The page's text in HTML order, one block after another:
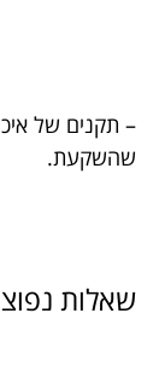
– תקנים של
שהשקעת.
שאלות